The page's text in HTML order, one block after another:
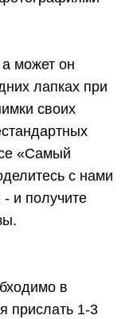
может он
лапках при
своих
«Самый
с нами
и получите
в
прислать 1-3